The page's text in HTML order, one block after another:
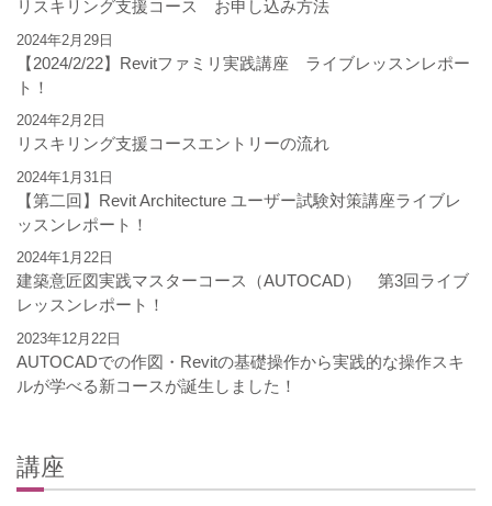
リスキリング支援コース お申し込み方法
2024年2月29日
【2024/2/22】Revitファミリ実践講座 ライブレッスンレポー
ト！
2024年2月2日
リスキリング支援コースエントリーの流れ
2024年1月31日
【第二回】Revit Architecture ユーザー試験対策講座ライブレ
ッスンレポート！
2024年1月22日
建築意匠図実践マスターコース（AUTOCAD） 第3回ライブ
レッスンレポート！
2023年12月22日
AUTOCADでの作図・Revitの基礎操作から実践的な操作スキ
ルが学べる新コースが誕生しました！
講座